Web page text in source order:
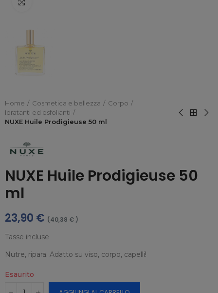
Home Cosmetica e bellezza
Corpo
Idratanti ed esfolianti
NUXE Huile Prodigieuse 50 ml
NUXE Huile Prodigieuse 50
ml
23,90 € (40,38 € )
Tasse incluse
Nutre, ripara. Adatto su viso, corpo, capelli!
Esaurito